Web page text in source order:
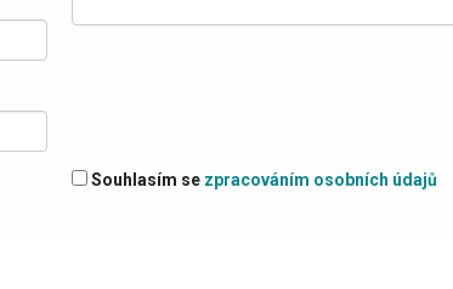
Souhlasím se zpracováním osobních údajů